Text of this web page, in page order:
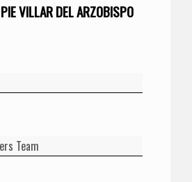
VILLAR DEL ARZOBISPO